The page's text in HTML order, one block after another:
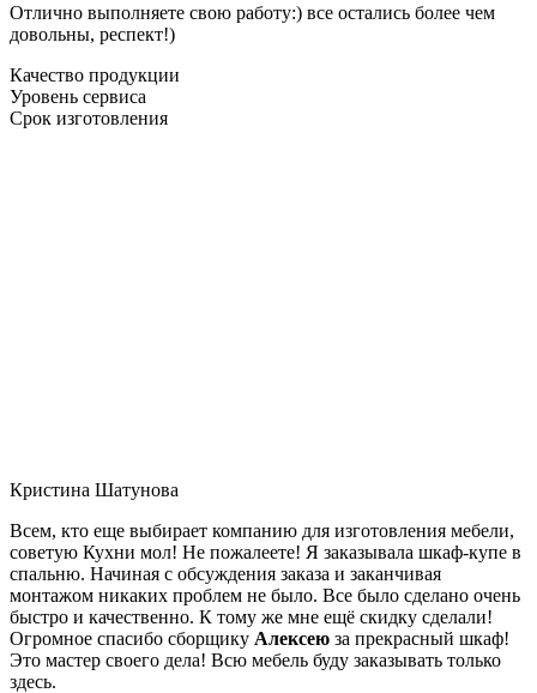
Отлично выполняете свою работу:) все остались более чем
довольны, респект!)
Качество продукции
Уровень сервиса
Срок изготовления
Кристина Шатунова
Всем, кто еще выбирает компанию для изготовления мебели,
советую Кухни мол! Не пожалеете! Я заказывала шкаф-купе в
спальню. Начиная с обсуждения заказа и заканчивая
монтажом никаких проблем не было. Все было сделано очень
быстро и качественно. К тому же мне ещё скидку сделали!
Огромное спасибо сборщику Алексею за прекрасный шкаф!
Это мастер своего дела! Всю мебель буду заказывать только
здесь.